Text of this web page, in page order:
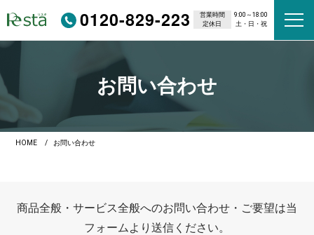
0120-829-223 営業時間
9:00～18:00
定休日
土・日・祝
お問い合わせ
HOME お問い合わせ
商品全般・サービス全般へのお問い合わせ・ご要望は当
フォームより送信ください。